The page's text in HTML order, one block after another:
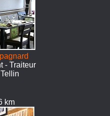
- Traiteur
km